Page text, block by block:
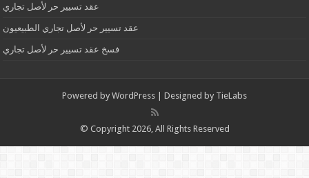
عقد تسيير حر لأصل تجاري
عقد تسيير حر لأصل تجاري الطبيعيون
فسخ عقد تسيير حر لأصل تجاري
Powered by WordPress | Designed by TieLabs
© Copyright 2026, All Rights Reserved